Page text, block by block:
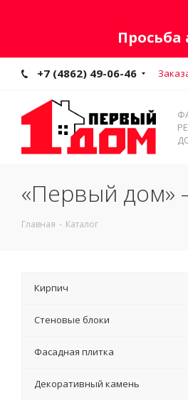
+7 (4862) 49-06-46
«Первый дом»
Главная - Каталог
Кирпич
Стеновые блоки
Фасадная плитка
Декоративный камень